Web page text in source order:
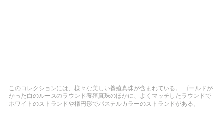
このコレクションには、様々な美しい養殖真珠が含まれている。 ゴールドが
かった白のルースのラウンド養殖真珠のほかに、よくマッチしたラウンドで
ホワイトのストランドや楕円形でパステルカラーのストランドがある。